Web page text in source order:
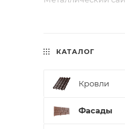
КАТАЛОГ
Кровли
Фасады